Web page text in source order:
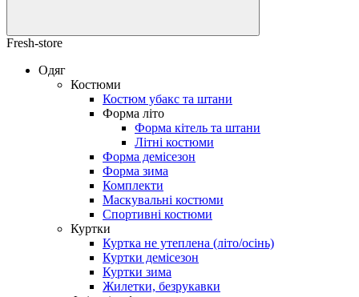
Fresh-store
Одяг
Костюми
Костюм убакс та штани
Форма літо
Форма кітель та штани
Літні костюми
Форма демісезон
Форма зима
Комплекти
Маскувальні костюми
Спортивні костюми
Куртки
Куртка не утеплена (літо/осінь)
Куртки демісезон
Куртки зима
Жилетки, безрукавки